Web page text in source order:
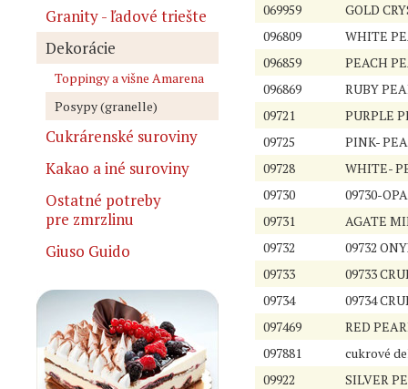
Granity - ľadové triešte
Dekorácie
Toppingy a višne Amarena
Posypy (granelle)
Cukrárenské suroviny
Kakao a iné suroviny
Ostatné potreby
pre zmrzlinu
Giuso Guido
069959
GOLD
096809
WHITE
096859
PEACH
096869
RUBY
09721
PURPLE
09725
PINK-
09728
WHITE-
09730
09730-
09731
AGATE
09732
09732
09733
09733
09734
09734
097469
RED
097881
cukrové
09922
SILVER